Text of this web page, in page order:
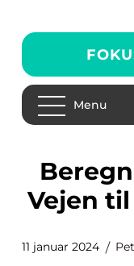
Menu
Beregn Kalorier i Mad:
Vejen
11 januar 2024